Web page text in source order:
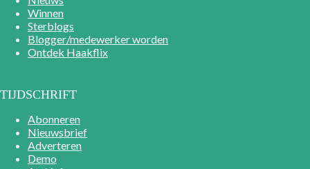
Winnen
Sterblogs
Blogger/medewerker worden
Ontdek Haakflix
TIJDSCHRIFT
Abonneren
Nieuwsbrief
Adverteren
Demo